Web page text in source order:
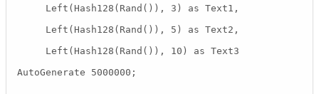
     Left(Hash128(Rand()), 3) as Text1,
     Left(Hash128(Rand()), 5) as Text2,
     Left(Hash128(Rand()), 10) as Text3
AutoGenerate 5000000;